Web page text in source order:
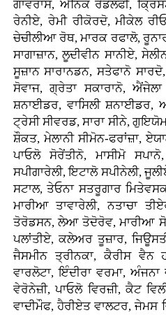
ਗਾਵਰਾਸ, ਐਨਿਕ ਰੇਡੋਲਫੀ,
ਰੇਨੀਏ, ਰੇਮੀ ਰੀਕੋਰਦੋ, ਮੀਕੇਲ
ਚੇਚੀਲੀਆ ਰੋਥ, ਮਾਰਕ ਰਫਾਲੋ,
ਸਾਗਾਜ਼ਾਨ, ਲੂਦੀਵੀਨ ਸਾਨੀਏ,
ਸੂਜ਼ਾਨ ਸਾਰਾਨਡਨ, ਸਤੇਫਾਨੋ
ਸੋਵਾਜ, ਗ੍ਰੇਤਾ ਸਕਾਰਾਨੋ,
ਸ਼ਨਾਈਡਰ, ਵਾਸਿਲੀ ਸ਼ਨਾਈਡਰ,
ਟ੍ਰੇਸੀ ਸੀਵਰਡ, ਸਾਰਾ ਸੀਨੇ,
ਸ਼ੌਕਤ, ਮੇਲਾਨੀ ਸੀਮੋਨ-ਫਰਾਂਜ਼ਾ,
ਪਾਓਲੋ ਸੋਰੇਂਤੀਨੋ, ਮਾਸੀਮੋ
ਸਪੀਗਾਰੇਲੀ, ਇਟਾਲੋ ਸਪੀਨੇਲੀ,
ਸਟਾਲ, ਤੇਓਨਾ ਸਤਰੂਗਾਰ
ਮਾਰੀਆ ਤਾਵਾਰੇਲੀ, ਨਤਾਚਾ
ਤੋਰੋਡਸਨ, ਲੇਆ ਤੋਦੋਰੋਵ, ਮਾਰੀਆ
ਪਲਾਂਤੀਏ, ਕਲੇਅਰ ਤੂਜ਼ਾਰ,
ਜੈਸਮੀਨ ਤ੍ਰੀਨਕਾ, ਕੈਰੀਸ ਵੈਨ
ਵਾਰਲੋਟਾ, ਇੰਦੀਰਾ ਵਰਮਾ, ਅੰਜਨਾ
ਵੇਰੋਨੇਜ਼ੀ, ਪਾਓਲੋ ਵਿਰਜ਼ੀ, ਕੈਟ
ਵਾਦੀਮੌਫ, ਹੈਰੀਏਤ ਵਾਲਟਰ,